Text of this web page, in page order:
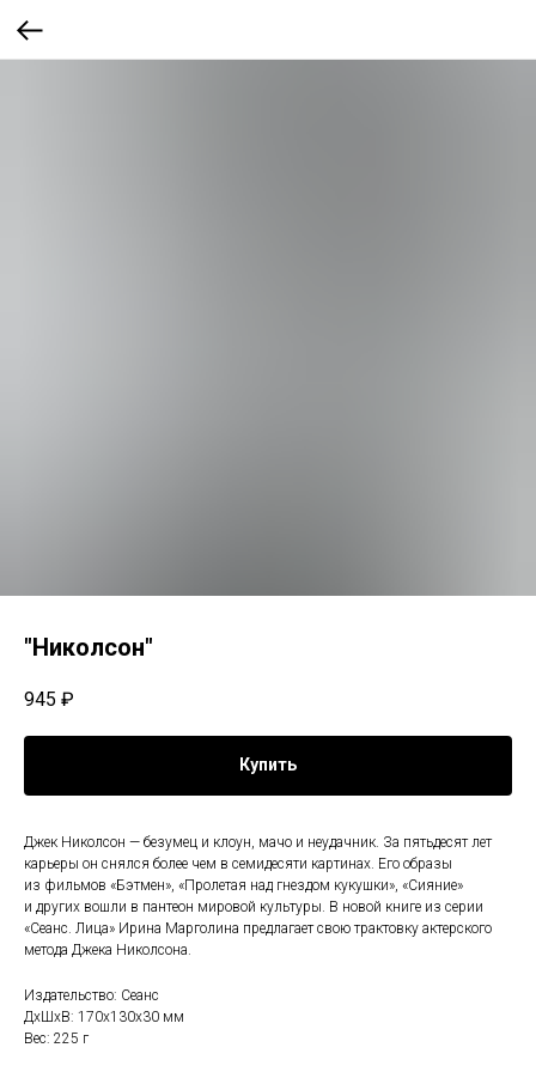
"Николсон"
945 ₽
Купить
Джек Николсон — безумец и клоун, мачо и неудачник. За пятьдесят лет
карьеры он снялся более чем в семидесяти картинах. Его образы
из фильмов «Бэтмен», «Пролетая над гнездом кукушки», «Сияние»
и других вошли в пантеон мировой культуры. В новой книге из серии
«Сеанс. Лица» Ирина Марголина предлагает свою трактовку актерского
метода Джека Николсона.
Издательство: Сеанс
ДxШxВ: 170x130x30 мм
Вес: 225 г